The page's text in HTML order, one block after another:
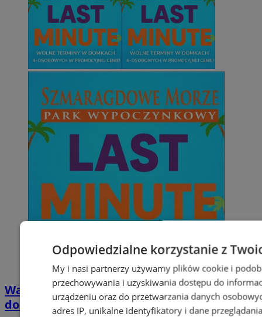
Wakacyjny wypoczynek nad Bałtykiem w
domkach Szmaragdowe Morze
Odpowiedzialne korzystanie z
My i nasi partnerzy używamy plików cookie i
przechowywania i uzyskiwania dostępu do
urządzeniu oraz do przetwarzania danych
adres IP, unikalne identyfikatory i dane